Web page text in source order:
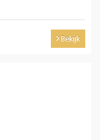
Bekijk